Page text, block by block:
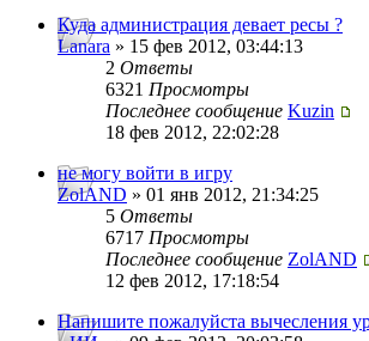
Куда администрация девает ресы ?
Lanara » 15 фев 2012, 03:44:13
2 Ответы
6321 Просмотры
Последнее сообщение Kuzin
18 фев 2012, 22:02:28
не могу войти в игру
ZolAND » 01 янв 2012, 21:34:25
5 Ответы
6717 Просмотры
Последнее сообщение ZolAND
12 фев 2012, 17:18:54
Напишите пожалуйста вычесления